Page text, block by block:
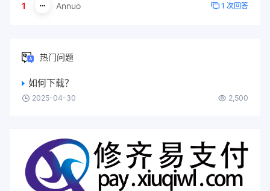
1 Annuo 1 次回答
热门问题
如何下载？
2025-04-30 2,500